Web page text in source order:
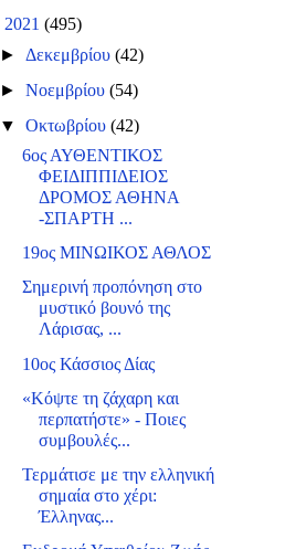
2021 (495)
► Δεκεμβρίου(42)
►Νοεμβρίου(54)
▼Οκτωβρίου(42)
6ος ΑΥΘΕΝΤΙΚΟΣ
ΦΕΙΔΙΠΠΙΔΕΙΟΣ
ΔΡΟΜΟΣ ΑΘΗΝΑ
-ΣΠΑΡΤΗ ...
19ος ΜΙΝΩΙΚΟΣ ΑΘΛΟΣ
Σημερινή προπόνηση στο
μυστικό βουνό της
Λάρισας, ...
10ος Κάσσιος Δίας
«Κόψτε τη ζάχαρη και
περπατήστε» - Ποιες
συμβουλές...
Τερμάτισε με την ελληνική
σημαία στο χέρι:
Έλληνας...